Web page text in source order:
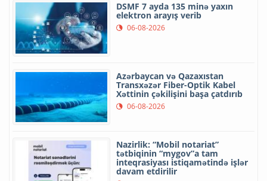
DSMF 7 ayda 135 minə yaxın
elektron arayış verib
06-08-2026
Azərbaycan və Qazaxıstan
Transxəzər Fiber-Optik Kabel
Xəttinin çəkilişini başa çatdırıb
06-08-2026
Nazirlik: “Mobil notariat”
tətbiqinin “mygov”a tam
inteqrasiyası istiqamətində işlər
davam etdirilir